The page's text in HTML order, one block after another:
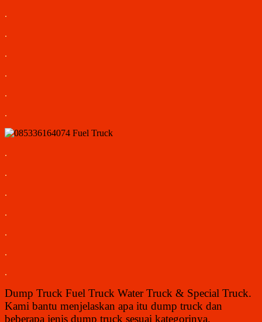
.
.
.
.
.
.
.
.
.
.
.
.
.
Dump Truck Fuel Truck Water Truck & Special Truck.
Kami bantu menjelaskan apa itu dump truck dan
beberapa jenis dump truck sesuai kategorinya.